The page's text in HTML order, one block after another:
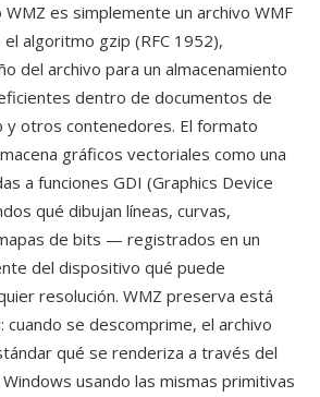
WMZ es simplemente un archivo WMF
algoritmo gzip (RFC 1952),
del archivo para un almacenamiento
dentro de documentos de
y otros contenedores. El formato
gráficos vectoriales como una
a funciones GDI (Graphics Device
qué dibujan líneas, curvas,
de bits — registrados en un
del dispositivo qué puede
resolución. WMZ preserva está
cuando se descomprime, el archivo
qué se renderiza a través del
usando las mismas primitivas